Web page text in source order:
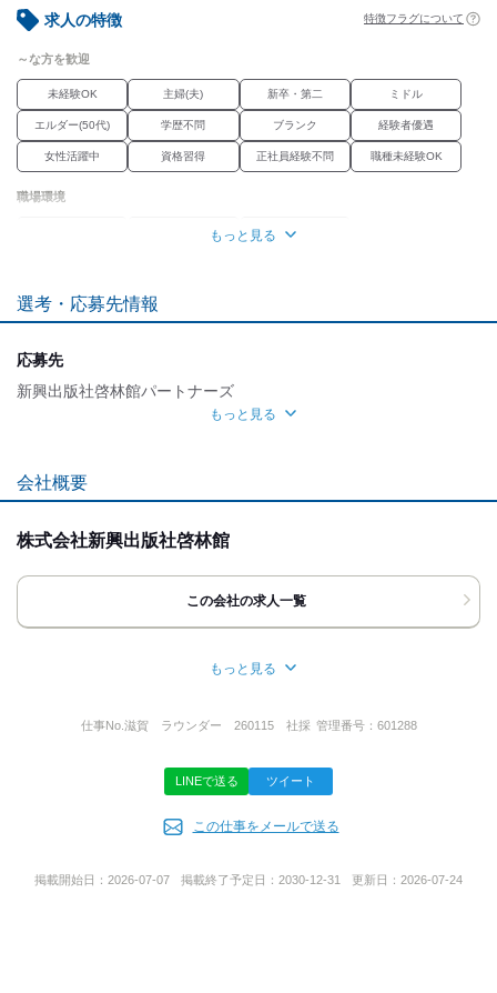
■実績により、表彰制度あり
■ノルマなし
求人の特徴 特徴フラグについて
～な方を歓迎
未経験OK 主婦(夫) 新卒・第二 ミドル
エルダー(50代) 学歴不問 ブランク 経験者優遇
女性活躍中 資格習得 正社員経験不問 職種未経験OK
職場環境
転勤なし
交通費有
髪自由
もっと見る
選考・応募先情報
応募先
新興出版社啓林館パートナーズ
最後までお読みいただき
ありがとうございます！
お電話、または応募ボタン(WEB応募)より
ご応募ください。
■お電話の場合
「バイトルを見た」と言っていただけると
スムーズにご案内できます。
※履歴書はWEBで簡単にご提出可能です。
面接はこちらからお伺いさせて頂きます
※オンライン面接無し
もっと見る
会社概要
株式会社新興出版社啓林館
この会社の求人一覧
大阪府大阪市天王寺区大道４丁目３―２５
もっと見る
仕事No. 滋賀 ラウンダー 260115 社採 管理番号： 601288
LINEで送る ツイート
この仕事をメールで送る
掲載開始日： 2026-07-07 掲載終了予定日： 2030-12-31 更新日： 2026-07-24